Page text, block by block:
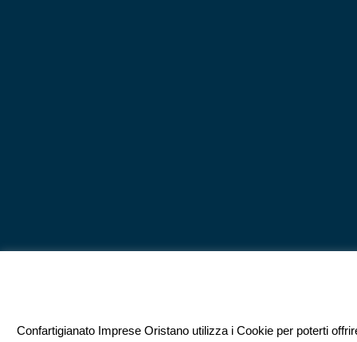
Confartigianato Imprese Oristano utilizza i Cookie per poterti